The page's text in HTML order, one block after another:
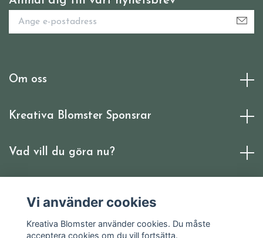
Om oss
Kreativa Blomster Sponsrar
Vad vill du göra nu?
Vi använder cookies
Kreativa Blomster använder cookies. Du måste
acceptera cookies om du vill fortsätta.